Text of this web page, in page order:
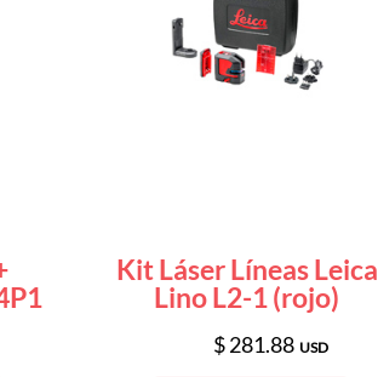
Kit Láser Líneas Leica
Lino L2-1 (rojo)
$ 281.88 USD